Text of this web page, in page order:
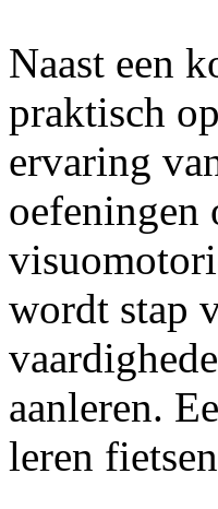
Naast een
praktisch
ervaring
oefeningen
wordt stap
aanleren.
leren